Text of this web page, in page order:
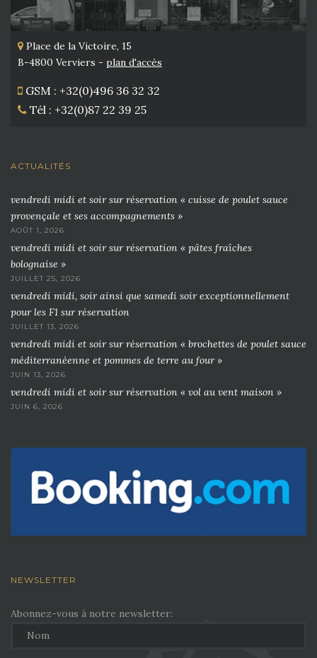
Place de la Victoire, 15
B-4800 Verviers - plan d'accès
GSM : +32(0)496 36 32 32
Tél : +32(0)87 22 39 25
ACTUALITÉS
vendredi midi et soir sur réservation « cuisse de poulet sauce
provençale et ses accompagnements »
AOÛT 1, 2026
vendredi midi et soir sur réservation « pâtes fraîches
bolognaise »
JUILLET 25, 2026
vendredi midi, soir ainsi que samedi soir exceptionnellement
pour les F1 sur réservation
JUILLET 13, 2026
vendredi midi et soir sur réservation « brochettes de poulet sauce
méditerranéenne et pommes de terre au four »
JUIN 13, 2026
vendredi midi et soir sur réservation « vol au vent maison »
JUIN 6, 2026
NEWSLETTER
Abonnez-vous à notre newsletter: